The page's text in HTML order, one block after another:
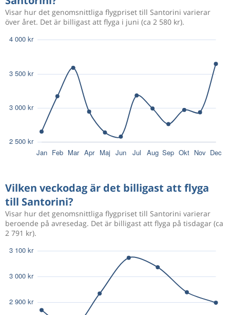
Visar hur det genomsnittliga flygpriset till Santorini varierar
över året. Det är billigast att flyga i juni (ca 2 580 kr).
Vilken veckodag är det billigast att flyga
till Santorini?
Visar hur det genomsnittliga flygpriset till Santorini varierar
beroende på avresedag. Det är billigast att flyga på tisdagar (ca
2 791 kr).